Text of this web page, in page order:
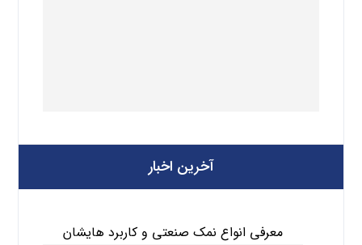
آخرین اخبار
معرفی انواع نمک صنعتی و کاربرد هایشان